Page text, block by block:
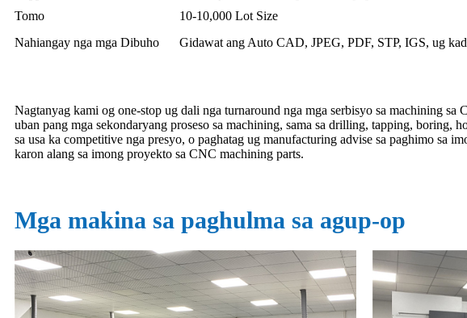
Tomo
10-10,000 Lot Size
Nahiangay nga mga Dibuho
Gidawat ang Auto CAD, JPEG, PDF, STP, IGS, ug
Nagtanyag kami og one-stop ug dali nga turnaround nga mga serbisyo sa machining
uban pang mga sekondaryang proseso sa machining, sama sa drilling, tapping,
sa usa ka competitive nga presyo, o paghatag ug manufacturing advise sa paghimo sa
karon alang sa imong proyekto sa CNC machining parts.
Mga makina sa paghulma sa agup-op